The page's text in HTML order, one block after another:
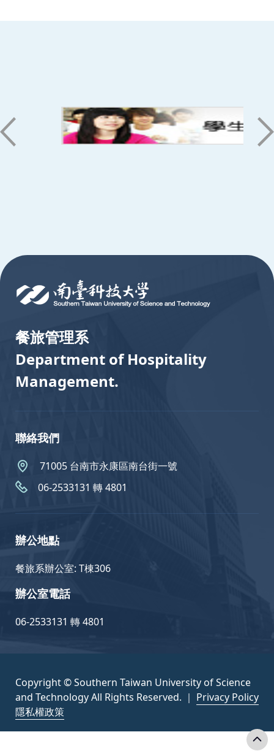
餐旅管理系
Department of Hospitality
Management.
聯絡我們
71005 台南市永康區南台街一號
06-2533131 轉 4801
辦公地點
餐旅系辦公室: T棟306
辦公室電話
06-2533131 轉 4801
Copyright © Southern Taiwan University of Science
and Technology All Rights Reserved. ｜ Privacy Policy
隱私權政策